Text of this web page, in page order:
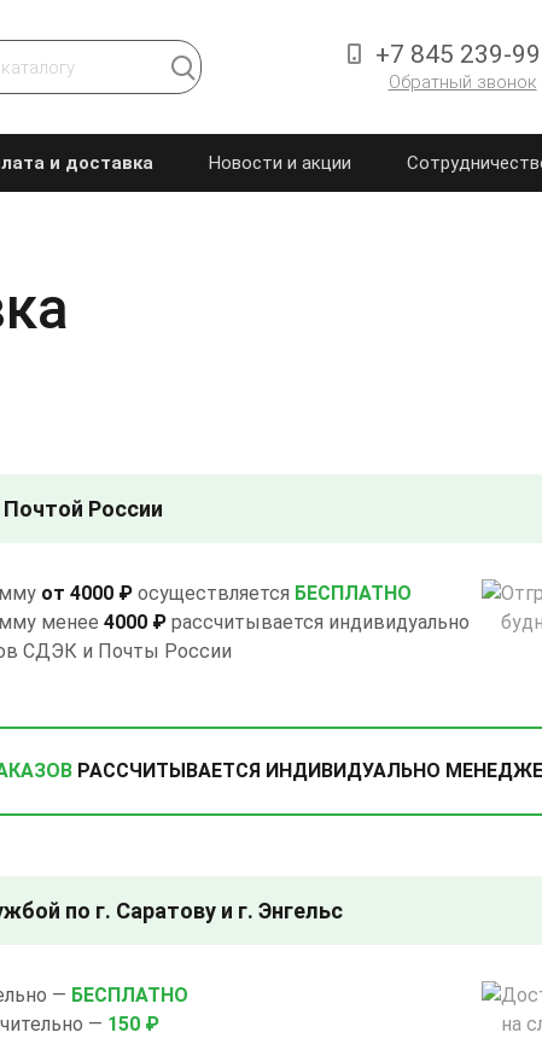
+7 845 239-
Обратный звонок
и доставка Новости и акции
России
от 4000 ₽ осуществляется БЕСПЛАТНО
менее 4000 ₽ рассчитывается индивидуально
СДЭК и Почты России
РАССЧИТЫВАЕТСЯ ИНДИВИДУАЛЬНО
по г. Саратову и г. Энгельс
— БЕСПЛАТНО
— 150 ₽
на